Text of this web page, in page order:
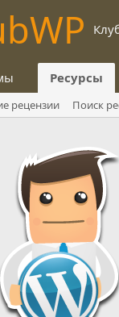
WP
Ресурсы
рецензии Поиск